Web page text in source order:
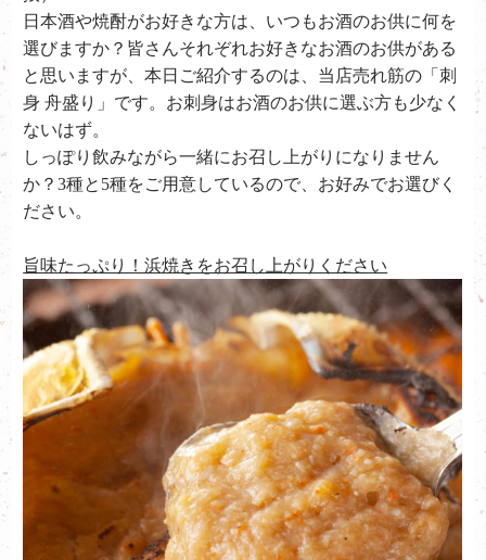
日本酒や焼酎がお好きな方は、いつもお酒のお供に何を
選びますか？皆さんそれぞれお好きなお酒のお供がある
と思いますが、本日ご紹介するのは、当店売れ筋の「刺
身 舟盛り」です。お刺身はお酒のお供に選ぶ方も少なく
ないはず。
しっぽり飲みながら一緒にお召し上がりになりません
か？3種と5種をご用意しているので、お好みでお選びく
ださい。
旨味たっぷり！浜焼きをお召し上がりください